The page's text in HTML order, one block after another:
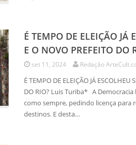
É TEMPO DE ELEIÇÃO JÁ
E O NOVO PREFEITO DO
set 11, 2024 Redação
É TEMPO DE ELEIÇÃO JÁ ESCOLHEU
DO RIO? Luis Turiba* A
como sempre, pedindo licença para
destinos. E desta…